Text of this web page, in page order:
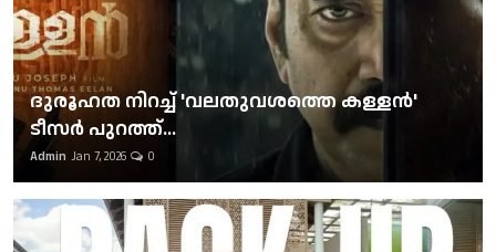
ദുരൂഹത നിറച്ച് 'വലതുവശത്തെ കള്ളന്‍'
ടീസര്‍ പുറത്ത്...
Admin Jan 7, 2026 0